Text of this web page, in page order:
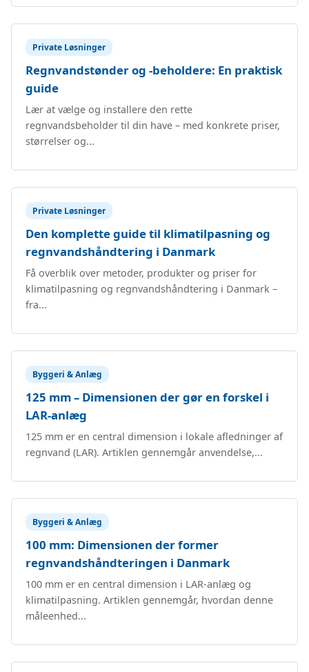
Private Løsninger
Regnvandstønder og -beholdere: En praktisk
guide
Lær at vælge og installere den rette
regnvandsbeholder til din have – med konkrete priser,
størrelser og...
Private Løsninger
Den komplette guide til klimatilpasning og
regnvandshåndtering i Danmark
Få overblik over metoder, produkter og priser for
klimatilpasning og regnvandshåndtering i Danmark –
fra...
Byggeri & Anlæg
125 mm – Dimensionen der gør en forskel i
LAR-anlæg
125 mm er en central dimension i lokale afledninger af
regnvand (LAR). Artiklen gennemgår anvendelse,...
Byggeri & Anlæg
100 mm: Dimensionen der former
regnvandshåndteringen i Danmark
100 mm er en central dimension i LAR-anlæg og
klimatilpasning. Artiklen gennemgår, hvordan denne
måleenhed...